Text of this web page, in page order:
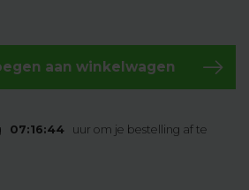
aan winkelwagen
07:16:43
uur om je bestelling af te